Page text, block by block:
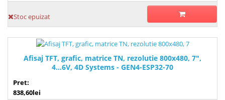
Stoc epuizat
Afisaj TFT, grafic, matrice TN, rezolutie 800x480, 7",
4...6V, 4D Systems - GEN4-ESP32-70
Pret:
838,60lei